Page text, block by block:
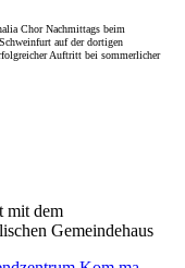
Chor Nachmittags beim
auf der dortigen
Auftritt bei sommerlicher
mit dem
Gemeindehaus